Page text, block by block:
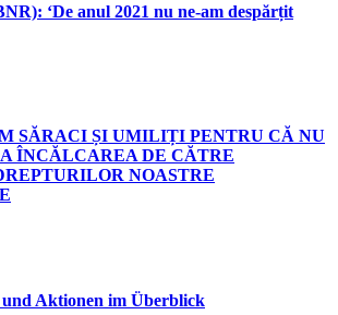
‘De anul 2021 nu ne-am despărțit
SĂRACI ȘI UMILIȚI PENTRU CĂ NU
ÎNCĂLCAREA DE CĂTRE
NOASTRE
und Aktionen im Überblick